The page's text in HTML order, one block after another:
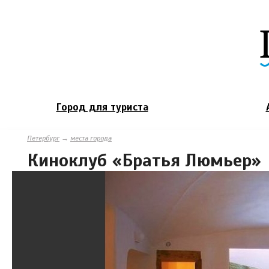
Город для туриста
Петербург→ места города
Киноклуб «Братья Люмьер»